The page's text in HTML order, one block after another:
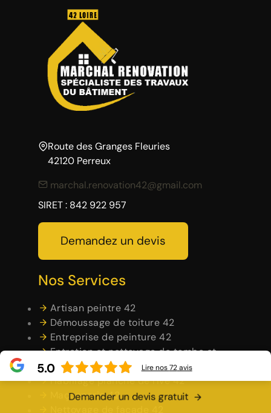
Route des Granges Fleuries
42120 Perreux
marchal.renovation42@gmail.com
SIRET : 842 922 957
Demandez un devis
Nos Services
Artisan peintre 42
Démoussage de toiture 42
Entreprise de peinture 42
Entretien et nettoyage de tombe et
pierre tombale 42
Habillage planche de rive 42
Maçonnerie 42
Demander un devis gratuit
5.0 Lire nos72avis